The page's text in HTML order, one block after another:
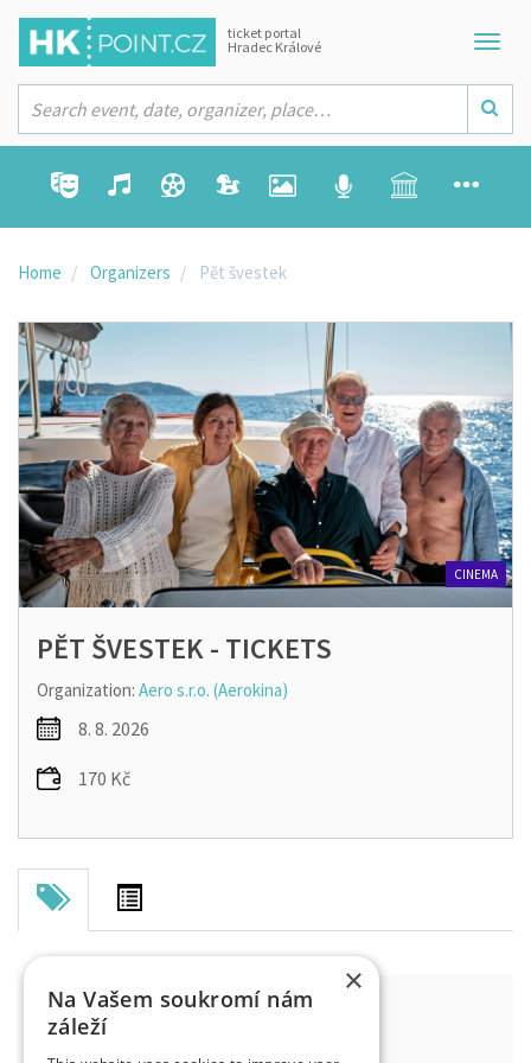
ticket portal
Hradec Králové
Home Organizers Pět švestek
PĚT ŠVESTEK - TICKETS
Organization: Aero s.r.o. (Aerokina)
8. 8. 2026
170 Kč
CINEMA
PĚT ŠVESTEK - FIVE PLUMS
Bio Central, Hradec Králové
×
Na Vašem soukromí nám
záleží